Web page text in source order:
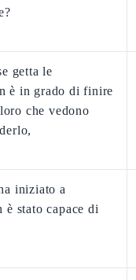
getta le
è in grado di finire
che vedono
iniziato a
è stato capace di